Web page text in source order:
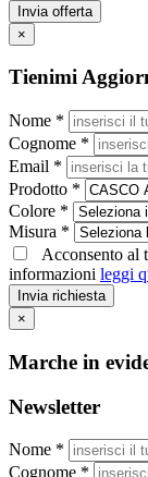
Invia offerta
×
Tienimi
Nome *
Cognome *
Email *
Prodotto *
Colore *
Misura *
Acconsento al
informazioni leggi
Invia richiesta
×
Marche in
Newsletter
Nome *
Cognome *